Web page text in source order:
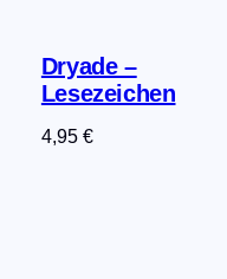
Dryade –
Lesezeichen
4,95 €